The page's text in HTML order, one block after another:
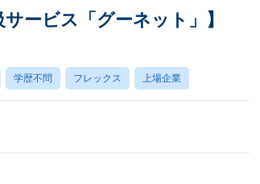
ービス「グーネット」】
学歴不問 フレックス 上場企業